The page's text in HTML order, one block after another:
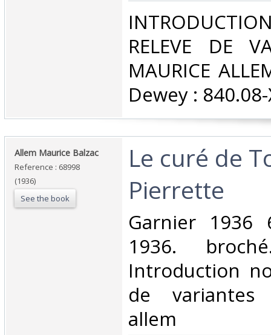
RELEVE DE
MAURICE
Dewey :
‎Allem Maurice Balzac‎
Reference : 68998
(1936)
See the book
‎Le curé de
Pierrette‎
‎Garnier 1936
1936.
Introduction
de
allem‎